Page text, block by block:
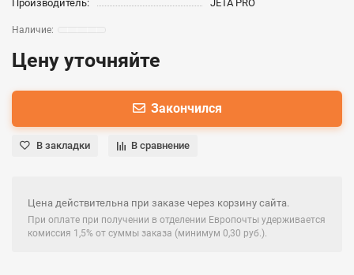
Производитель:
JETA PRO
Цену уточняйте
Закончился
В закладки В сравнение
Цена действительна при заказе через корзину сайта.
При оплате при получении в отделении Европочты удерживается
комиссия 1,5% от суммы заказа (минимум 0,30 руб.).